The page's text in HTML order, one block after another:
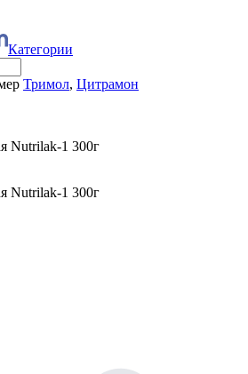
Категории
Тримол, Цитрамон
Nutrilak-1 300г
Nutrilak-1 300г